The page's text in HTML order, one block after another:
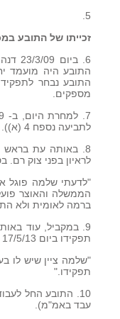
5.
זכייתו של התובע
6.
התובע נבחר
מספקים.
לתביעה נספח 4 (א)).
לראיון בפני צוק רם.
"לדעתי שלמה פוגל
הממשלה והאוצר
ברמה לאומית ולא
9. במקביל, עוד
תפקידו ביום 17/5/13 וכן צויין (נספח 4 (ב) לכתב התביעה) :
תפקידו."
עבד באמ"מ).